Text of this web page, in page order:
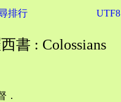
排行 UTF8
書 : Colossians
．